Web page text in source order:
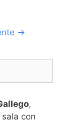
→
,
con